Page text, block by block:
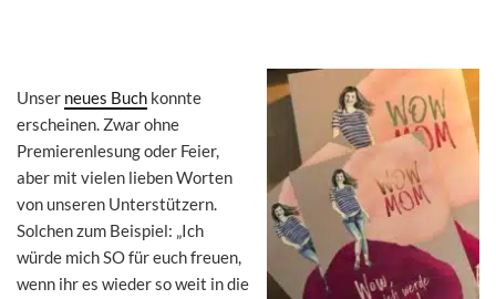
Unser neues Buch konnte
erscheinen. Zwar ohne
Premierenlesung oder Feier,
aber mit vielen lieben Worten
von unseren Unterstützern.
Solchen zum Beispiel: „Ich
würde mich SO für euch freuen,
wenn ihr es wieder so weit in die